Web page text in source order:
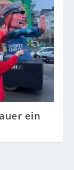
ein